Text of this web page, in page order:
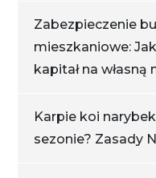
Zabezpieczenie
mieszkaniowe:
kapitał na
Karpie koi
sezonie? Zasady